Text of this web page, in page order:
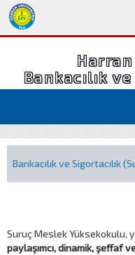
Bankacılık
Bankacılık ve Sigortacılık
Suruç Meslek Yüksekokulu,
paylaşımcı, dinamik, şeffaf